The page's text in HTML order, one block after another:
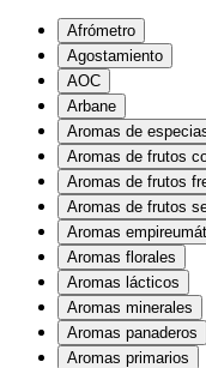
Afrómetro
Agostamiento
AOC
Arbane
Aromas de
Aromas de frutos
Aromas de frutos
Aromas de frutos
Aromas
Aromas florales
Aromas lácticos
Aromas minerales
Aromas panaderos
Aromas primarios